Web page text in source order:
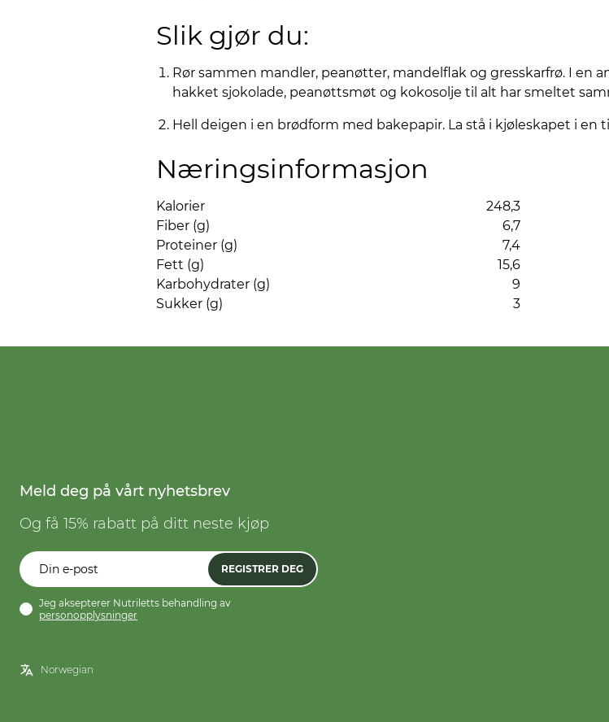
Slik gjør du:
Rør sammen mandler, peanøtter, mandelflak og gresskarfrø. I en
hakket sjokolade, peanøttsmøt og kokosolje til alt har smeltet
Hell deigen i en brødform med bakepapir. La stå i kjøleskapet i en
Næringsinformasjon
Kalorier
248,3
Fiber (g)
6,7
Proteiner (g)
7,4
Fett (g)
15,6
Karbohydrater (g)
9
Sukker (g)
3
Meld deg på vårt nyhetsbrev
Og få 15% rabatt på ditt neste kjøp
REGISTRER DEG
Jeg aksepterer Nutriletts behandling av
personopplysninger